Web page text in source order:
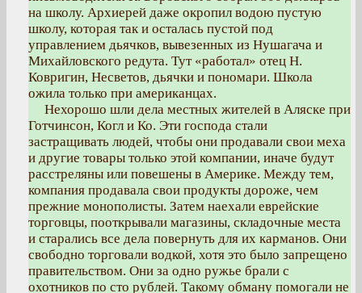
на школу. Архиерей даже окропил водою пустую
школу, которая так и осталась пустой под
управлением дьячков, вывезенных из Нушагача и
Михайловского редута. Тут «работал» отец Н.
Ковригин, Несветов, дьячки и пономари. Школа
ожила только при американцах.
Нехорошо шли дела местных жителей в Аляске при
Готчинсон, Когл и Ко. Эти господа стали
застращивать людей, чтобы они продавали свои меха
и другие товары только этой компании, иначе будут
расстреляны или повешены в Америке. Между тем,
компания продавала свои продукты дороже, чем
прежние монополисты. Затем наехали еврейские
торговцы, пооткрывали магазины, складочные места
и старались все дела повернуть для их карманов. Они
свободно торговали водкой, хотя это было запрещено
правительством. Они за одно ружье брали с
охотников по сто рублей. Такому обману помогали не